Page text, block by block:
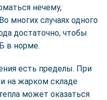
нечему,
многих случаях одного
достаточно, чтобы
в норме.
есть пределы. При
на жарком складе
может оказаться